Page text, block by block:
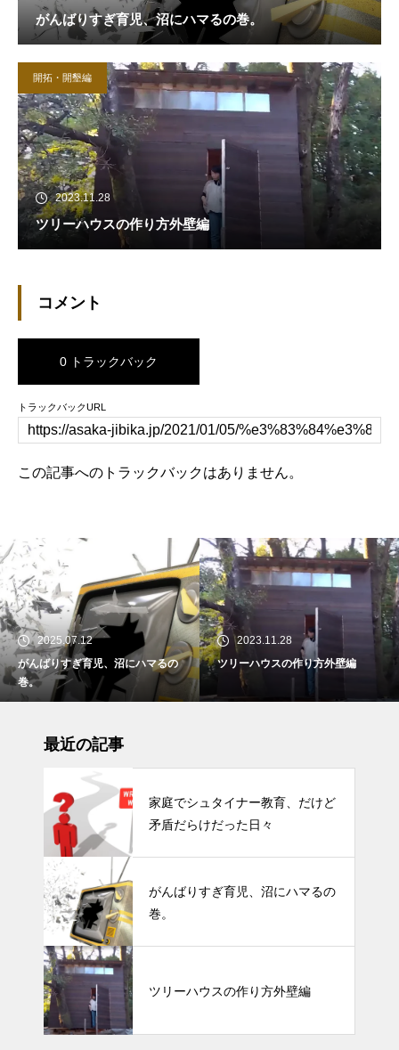
がんばりすぎ育児、沼にハマるの巻。
開拓・開墾編
2023.11.28
ツリーハウスの作り方外壁編
コメント
0 トラックバック
トラックバックURL
この記事へのトラックバックはありません。
2025.07.12
がんばりすぎ育児、沼にハマるの
巻。
2023.11.28
ツリーハウスの作り方外壁編
最近の記事
家庭でシュタイナー教育、だけど
矛盾だらけだった日々
がんばりすぎ育児、沼にハマるの
巻。
ツリーハウスの作り方外壁編